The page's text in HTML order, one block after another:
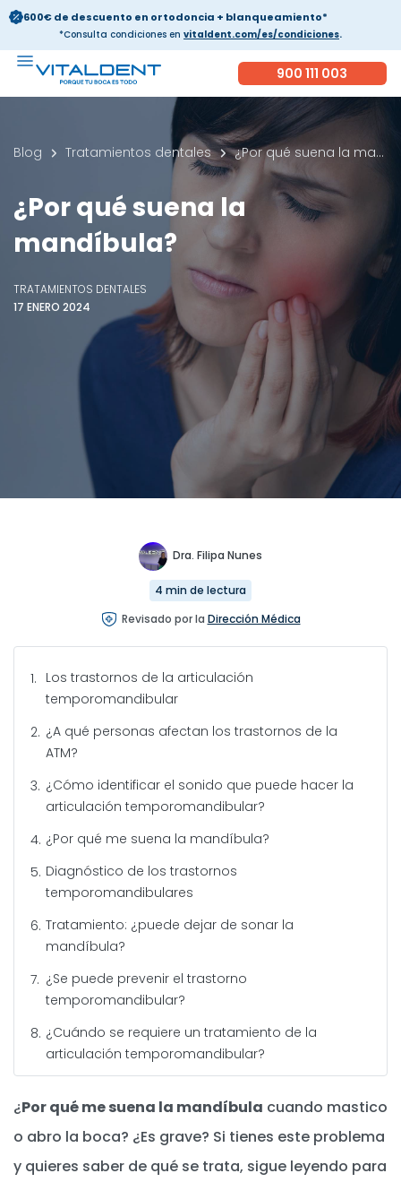
600€ de descuento en ortodoncia + blanqueamiento*
*Consulta condiciones en vitaldent.com/es/condiciones.
900 111 003
Blog Tratamientos dentales ¿Por qué suena la mandíbula?
¿Por qué suena la
mandíbula?
TRATAMIENTOS DENTALES
17 ENERO 2024
Dra. Filipa Nunes
4 min de lectura
Revisado por la Dirección Médica
Los trastornos de la articulación
temporomandibular
¿A qué personas afectan los trastornos de la
ATM?
¿Cómo identificar el sonido que puede hacer la
articulación temporomandibular?
¿Por qué me suena la mandíbula?
Diagnóstico de los trastornos
temporomandibulares
Tratamiento: ¿puede dejar de sonar la
mandíbula?
¿Se puede prevenir el trastorno
temporomandibular?
¿Cuándo se requiere un tratamiento de la
articulación temporomandibular?
¿Por qué me suena la mandíbula cuando mastico
o abro la boca? ¿Es grave? Si tienes este problema
y quieres saber de qué se trata, sigue leyendo para